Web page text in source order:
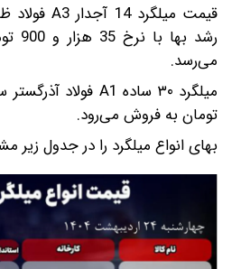
می‌‌رسد.
تومان به فروش می‌رود.
بهای انواع میلگرد را در جدول زیر